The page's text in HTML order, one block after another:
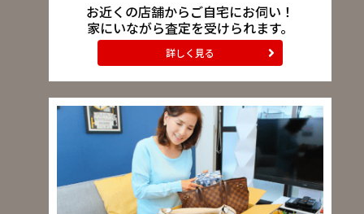
お近くの店舗からご自宅にお伺い！
家にいながら査定を受けられます。
詳しく見る